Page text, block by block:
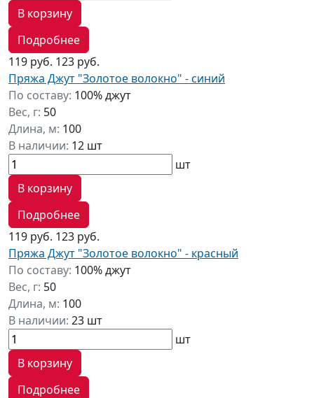
В корзину
Подробнее
119 руб. 123 руб.
Пряжа Джут "Золотое волокно" - синий
По составу: 100% джут
Вес, г: 50
Длина, м: 100
В наличии: 12 шт
шт
В корзину
Подробнее
119 руб. 123 руб.
Пряжа Джут "Золотое волокно" - красный
По составу: 100% джут
Вес, г: 50
Длина, м: 100
В наличии: 23 шт
шт
В корзину
Подробнее